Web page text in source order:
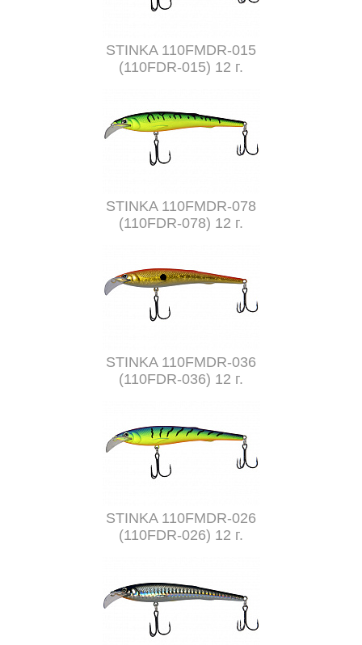
STINKA 110FMDR-015
(110FDR-015) 12 г.
STINKA 110FMDR-078
(110FDR-078) 12 г.
STINKA 110FMDR-036
(110FDR-036) 12 г.
STINKA 110FMDR-026
(110FDR-026) 12 г.